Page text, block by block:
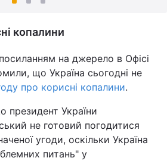
копалини
на джерело в Офісі
що Україна сьогодні не
про корисні копалини.
президент України
не готовий погодитися
угоди, оскільки Україна
питань" у